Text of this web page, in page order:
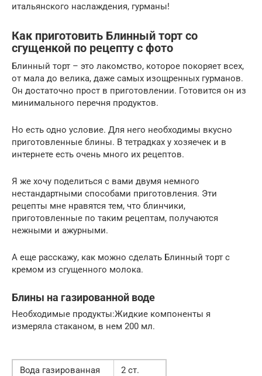
итальянского наслаждения, гурманы!
Как приготовить Блинный торт со
сгущенкой по рецепту с фото
Блинный торт – это лакомство, которое покоряет всех,
от мала до велика, даже самых изощренных гурманов.
Он достаточно прост в приготовлении. Готовится он из
минимального перечня продуктов.
Но есть одно условие. Для него необходимы вкусно
приготовленные блины. В тетрадках у хозяечек и в
интернете есть очень много их рецептов.
Я же хочу поделиться с вами двумя немного
нестандартными способами приготовления. Эти
рецепты мне нравятся тем, что блинчики,
приготовленные по таким рецептам, получаются
нежными и ажурными.
А еще расскажу, как можно сделать Блинный торт с
кремом из сгущенного молока.
Блины на газированной воде
Необходимые продукты:Жидкие компоненты я
измеряла стаканом, в нем 200 мл.
Вода газированная
2 ст.